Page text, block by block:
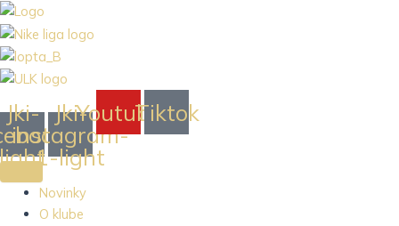
Preskočiť
na
obsah
Jki-
light
Jki-
instagram-
1-light
YoutubeTiktok
Novinky
O klube